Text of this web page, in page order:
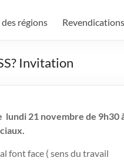
des régions Revendications
Invitation
lundi 21 novembre de 9h30
font face ( sens du travail